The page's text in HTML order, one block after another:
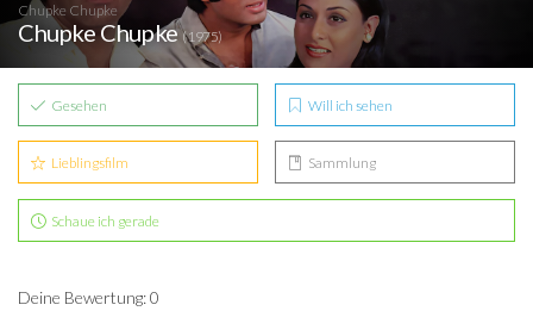
Chupke Chupke
Chupke Chupke(1975)
Gesehen Will ich sehen
Lieblingsfilm Sammlung
Schaue ich gerade
Deine Bewertung: 0